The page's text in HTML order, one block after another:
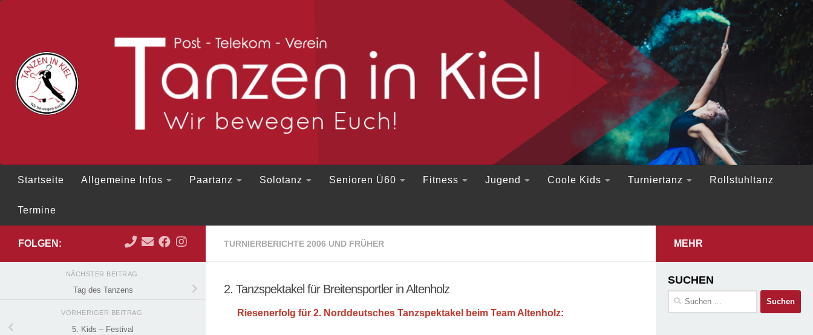
Startseite Allgemeine Infos Paartanz Solotanz Senioren Ü60 Fitness Jugend Coole Kids Turniertanz Rollstuhltanz
Termine
TURNIERBERICHTE 2006 UND FRÜHER
2. Tanzspektakel für Breitensportler in Altenholz
Riesenerfolg für 2. Norddeutsches Tanzspektakel beim Team Altenholz:
FOLGEN:
NÄCHSTER BEITRAG
Tag des Tanzens
VORHERIGER BEITRAG
5. Kids – Festival
MEHR
SUCHEN
Suchen